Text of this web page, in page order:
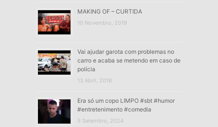
MAKING OF – CURTIDA
10 Novembro, 2019
Vai ajudar garota com problemas no
carro e acaba se metendo em caso de
polícia
13 Abril, 2018
Era só um copo LIMPO #sbt #humor
#entretenimento #comedia
5 Setembro, 2024